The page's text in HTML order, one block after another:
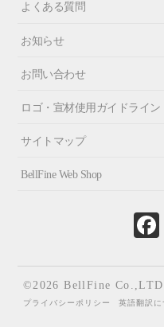
よくある質問
お知らせ
お問い合わせ
ロゴ・宣材使用ガイドライン
サイトマップ
BellFine Web Shop
©2026 BellFine Co.,LTD.
プライバシーポリシー 英語翻訳に